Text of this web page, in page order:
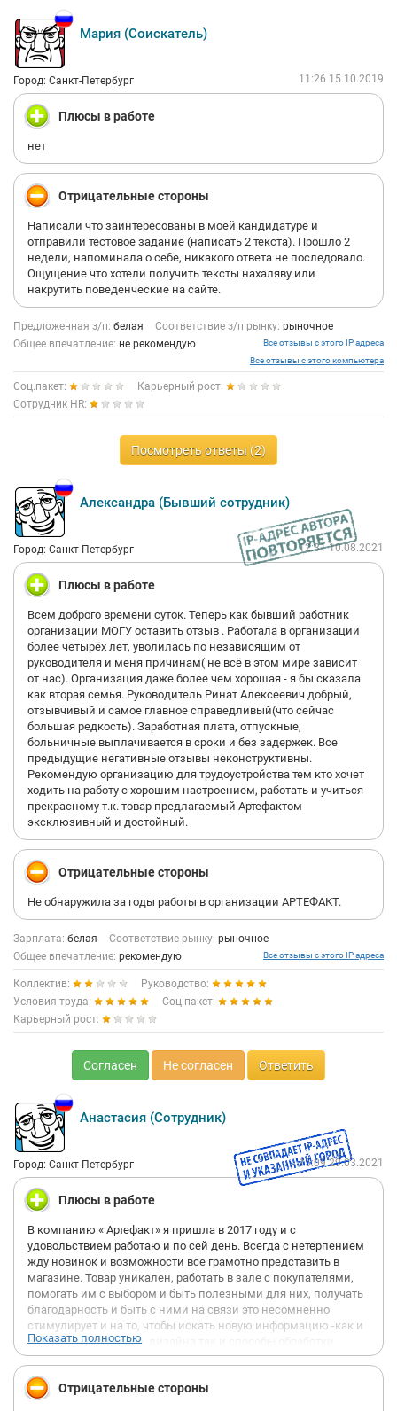
Мария (Соискатель)
Город: Санкт-Петербург 11:26 15.10.2019
Плюсы в работе
нет
Отрицательные стороны
Написали что заинтересованы в моей кандидатуре и
отправили тестовое задание (написать 2 текста). Прошло 2
недели, напоминала о себе, никакого ответа не последовало.
Ощущение что хотели получить тексты нахаляву или
накрутить поведенческие на сайте.
Предложенная з/п: белая Соответствие з/п рынку: рыночное
Общее впечатление: не рекомендую
Все отзывы с этого IP адреса
Все отзывы с этого компьютера
Соц.пакет:
Карьерный рост:
Сотрудник HR:
Посмотреть ответы (2)
Александра (Бывший сотрудник)
Город: Санкт-Петербург 12:31 10.08.2021
Плюсы в работе
Всем доброго времени суток. Теперь как бывший работник
организации МОГУ оставить отзыв . Работала в организации
более четырёх лет, уволилась по независящим от
руководителя и меня причинам( не всё в этом мире зависит
от нас). Организация даже более чем хорошая - я бы сказала
как вторая семья. Руководитель Ринат Алексеевич добрый,
отзывчивый и самое главное справедливый(что сейчас
большая редкость). Заработная плата, отпускные,
больничные выплачивается в сроки и без задержек. Все
предыдущие негативные отзывы неконструктивны.
Рекомендую организацию для трудоустройства тем кто хочет
ходить на работу с хорошим настроением, работать и учиться
прекрасному т.к. товар предлагаемый Артефактом
эксклюзивный и достойный.
Отрицательные стороны
Не обнаружила за годы работы в организации АРТЕФАКТ.
Зарплата: белая Соответствие рынку: рыночное
Общее впечатление: рекомендую Все отзывы с этого IP адреса
Коллектив:
Руководство:
Условия труда:
Соц.пакет:
Карьерный рост:
Согласен Не согласен Ответить
Анастасия (Сотрудник)
Город: Санкт-Петербург 15:09 29.03.2021
Плюсы в работе
В компанию « Артефакт» я пришла в 2017 году и с
удовольствием работаю и по сей день. Всегда с нетерпением
жду новинок и возможности все грамотно представить в
магазине. Товар уникален, работать в зале с покупателями,
помогать им с выбором и быть полезными для них, получать
благодарность и быть с ними на связи это несомненно
стимулирует и на то, чтобы искать новую информацию -как и
изучение интерьеров, дизайна так и способы обработки
дерева, тканей, металла и пр. В компании нет никаких
рейтингов продаж, нет никакой дележки покупателей на
твой- мой, поэтому кто- то « вкусно» расскажет про текстиль, и
Показать полностью
Отрицательные стороны